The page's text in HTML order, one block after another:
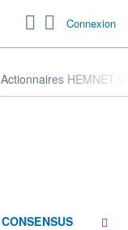
Connexion
Actionnaires HEMNET
CONSENSUS